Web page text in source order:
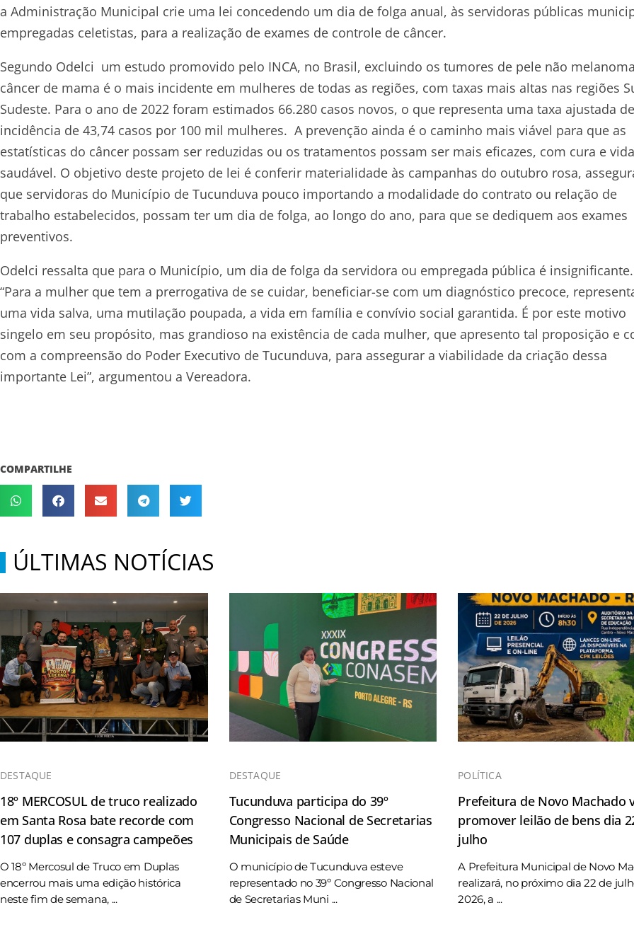
a Administração Municipal crie uma lei concedendo um dia de folga anual, às servidoras públicas
empregadas celetistas, para a realização de exames de controle de câncer.
Segundo Odelci um estudo promovido pelo INCA, no Brasil, excluindo os tumores de pele não
câncer de mama é o mais incidente em mulheres de todas as regiões, com taxas mais altas nas regiões
Sudeste. Para o ano de 2022 foram estimados 66.280 casos novos, o que representa uma taxa ajustada de
incidência de 43,74 casos por 100 mil mulheres. A prevenção ainda é o caminho mais viável para que as
estatísticas do câncer possam ser reduzidas ou os tratamentos possam ser mais eficazes, com cura e vida
saudável. O objetivo deste projeto de lei é conferir materialidade às campanhas do outubro rosa,
que servidoras do Município de Tucunduva pouco importando a modalidade do contrato ou relação de
trabalho estabelecidos, possam ter um dia de folga, ao longo do ano, para que se dediquem aos exames
preventivos.
Odelci ressalta que para o Município, um dia de folga da servidora ou empregada pública é insignificante.
“Para a mulher que tem a prerrogativa de se cuidar, beneficiar-se com um diagnóstico precoce,
uma vida salva, uma mutilação poupada, a vida em família e convívio social garantida. É por este motivo
singelo em seu propósito, mas grandioso na existência de cada mulher, que apresento tal proposição e
com a compreensão do Poder Executivo de Tucunduva, para assegurar a viabilidade da criação dessa
importante Lei”, argumentou a Vereadora.
COMPARTILHE
ÚLTIMAS NOTÍCIAS
DESTAQUE
18º MERCOSUL de truco realizado
em Santa Rosa bate recorde com
107 duplas e consagra campeões
O 18º Mercosul de Truco em Duplas
encerrou mais uma edição histórica
neste fim de semana, ...
DESTAQUE
Tucunduva participa do 39º
Congresso Nacional de Secretarias
Municipais de Saúde
O município de Tucunduva esteve
representado no 39º Congresso Nacional
de Secretarias Muni ...
POLÍTICA
Prefeitura de Novo Machado
promover leilão de bens dia
julho
A Prefeitura Municipal de Novo
realizará, no próximo dia 22 de
2026, a ...